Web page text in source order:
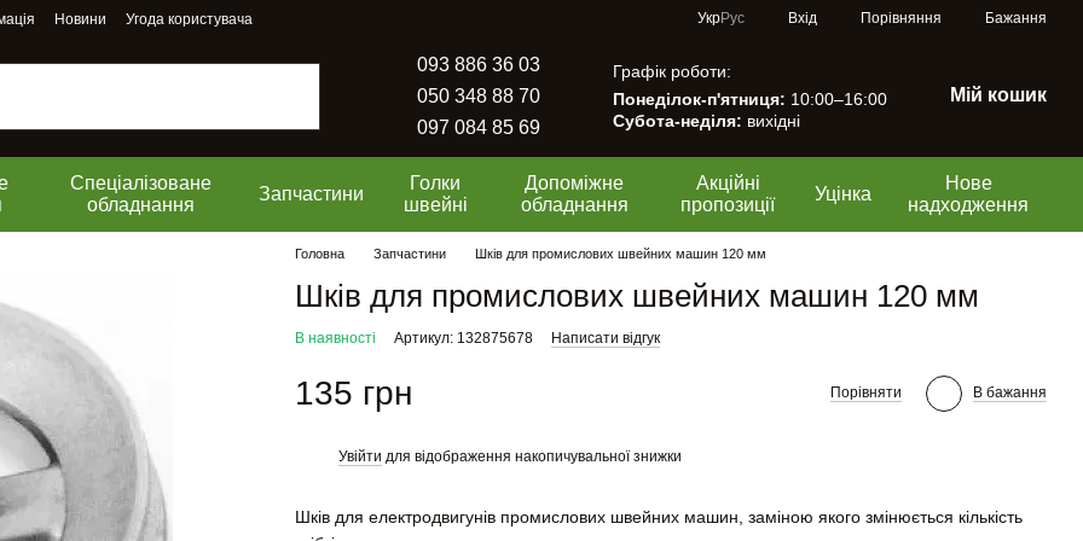
Новини Угода користувача УкрРус Вхід Порівняння Бажання
093 886 36 03
050 348 88 70
097 084 85 69
Графік роботи:
Понеділок-п'ятниця: 10:00–16:00
Субота-неділя: вихідні
Мій кошик
Спеціалізоване
обладнання
Запчастини
Голки
швейні
Допоміжне
обладнання
Акційні
пропозиції
Уцінка
Нове
надходження
Головна Запчастини Шків для промислових швейних машин 120 мм
Шків для промислових швейних машин 120 мм
В наявності Артикул: 132875678 Написати відгук
135 грн Порівняти В бажання
Увійти для відображення накопичувальної знижки
Шків для електродвигунів промислових швейних машин, заміною якого змінюється кількість